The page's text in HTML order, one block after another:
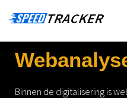
Binnen de digitalisering is